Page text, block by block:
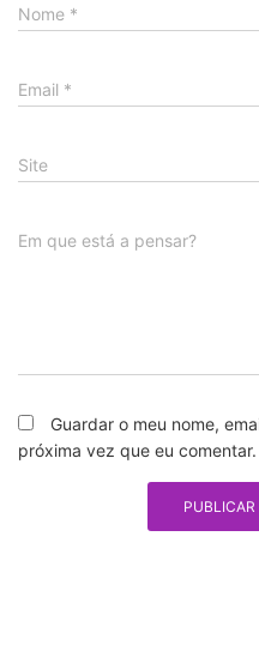
Nome *
Email *
Site
Em que está a pensar?
Guardar o meu nome,
próxima vez que eu comentar.